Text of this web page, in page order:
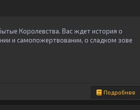
Королевства. Вас ждет история о
и самопожертвовании, о сладком зове
Подробнее